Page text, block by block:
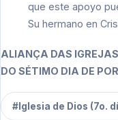
que este apoyo
Su hermano en
ALIANÇA DAS
DO SÉTIMO DIA DE
#Iglesia de Dios (7o.